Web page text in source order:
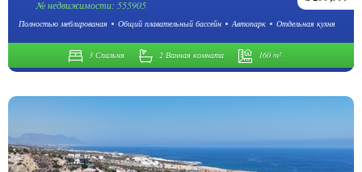
№ недвижимости: 555905
Полностью меблированая Общий плавательный бассейн Автопарк Отдельная кухня
3 Спальня 2 Ванная комната 160 m²